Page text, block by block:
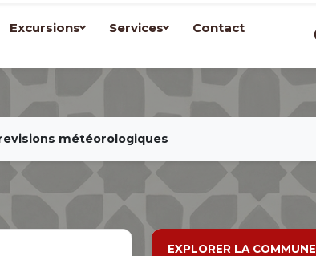
Excursions Services Contact
météorologiques
EXPLORER LA COMMUNE